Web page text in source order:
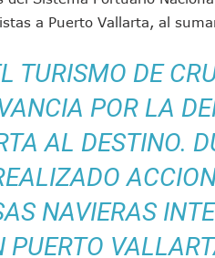
Morena Cierra Filas Por La
Regresa A Puerto Vallarta
Ra Aguilar Acompaña A
Oleaje Y Riesgo Por
“Kato” Supera El Abandono
México Necesitaba 600 Mil
Munguía Es El Sexto Mejor
ATM Incorpora 20 Nuevos
a Puerto Vallarta, al
TURISMO DE
POR LA
AL DESTINO.
NAVIERAS
PUERTO